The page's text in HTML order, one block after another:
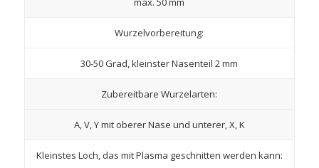
Wurzelvorbereitung:
30-50 Grad, kleinster Nasenteil 2 mm
Zubereitbare Wurzelarten:
A, V, Y mit oberer Nase und unterer, X, K
Kleinstes Loch, das mit Plasma geschnitten werden kann: